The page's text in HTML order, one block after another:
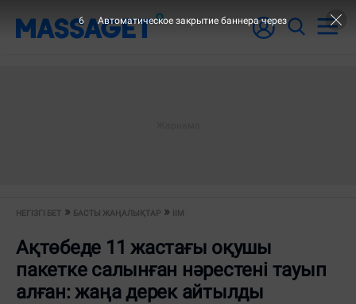
НЕГІЗГІ БЕТ БАСТЫ ЖАҢАЛЫҚТАР ІІМ
Ақтөбеде 11 жастағы оқушы
пакетке салынған нәрестені тауып
алған: жаңа дерек айтылды
6 Автоматическое закрытие баннера через